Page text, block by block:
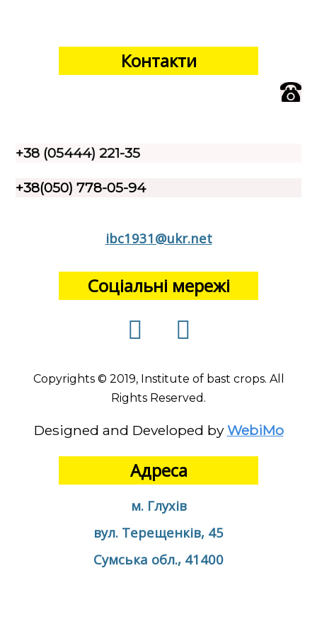
Контакти
+38 (05444) 221-35
+38(050) 778-05-94
ibc1931@ukr.net
Соціальні мережі
Copyrights © 2019, Institute of bast crops. All
Rights Reserved.
Designed and Developed by WebiMo
Адреса
м. Глухів
вул. Терещенків, 45
Сумська обл., 41400